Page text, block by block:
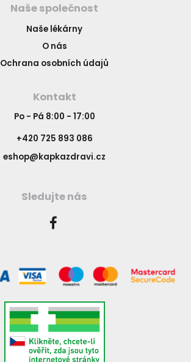
Naše společnost
Naše lékárny
O nás
Ochrana osobních údajů
Kontakt
Po - Pá 8:00 - 17:00
+420 725 893 086
eshop@kapkazdravi.cz
Sledujte nás